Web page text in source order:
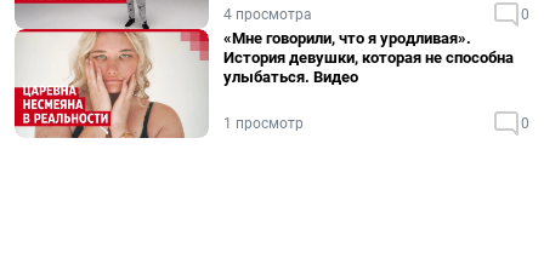
4 просмотра 0
«Мне говорили, что я уродливая».
История девушки, которая не способна
улыбаться. Видео
1 просмотр 0